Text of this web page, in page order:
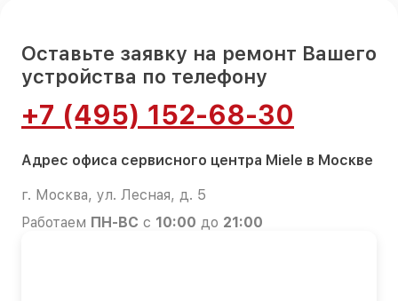
Оставьте заявку на ремонт Вашего
устройства по телефону
+7 (495) 152-68-30
Адрес офиса сервисного центра Miele в Москве
г. Москва, ул. Лесная, д. 5
Работаем ПН-ВС с 10:00 до 21:00